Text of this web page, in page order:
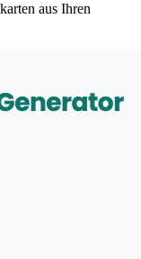
aus Ihren